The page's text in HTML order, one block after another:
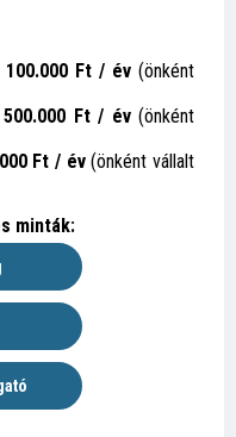
Ft / év (önként
500.000 Ft / év(önként
Ft / év(önként vállalt
minták: